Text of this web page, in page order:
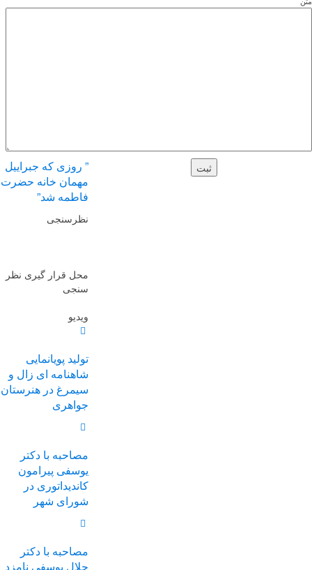
” روزی که جبراییل
مهمان خانه حضرت
فاطمه شد”
نظرسنجی
محل قرار گیری نظر
سنجی
ویدیو
تولید پویانمایی
شاهنامه ای زال و
سیمرغ در هنرستان
جواهری
مصاحبه با دکتر
یوسفی پیرامون
کاندیداتوری در
شورای شهر
مصاحبه با دکتر
جلال یوسفی نامزد